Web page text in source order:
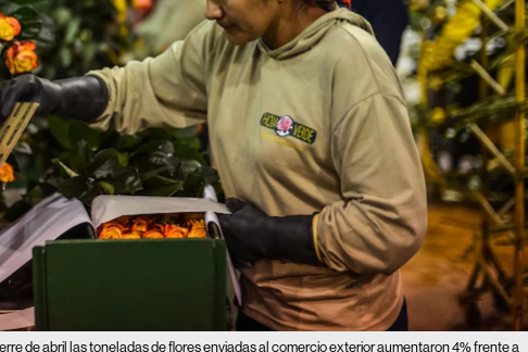
de abril las toneladas de flores enviadas al comercio exterior aumentaron 4% frente a